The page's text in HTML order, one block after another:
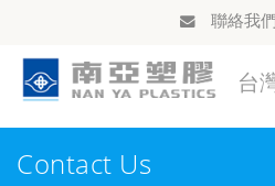
聯絡我們
台
Contact Us